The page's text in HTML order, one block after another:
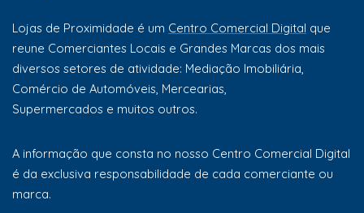
Lojas de Proximidade é um Centro Comercial Digital que
reune Comerciantes Locais e Grandes Marcas dos mais
diversos setores de atividade: Mediação Imobiliária,
Comércio de Automóveis, Mercearias,
Supermercados e muitos outros.
A informação que consta no nosso Centro Comercial Digital
é da exclusiva responsabilidade de cada comerciante ou
marca.